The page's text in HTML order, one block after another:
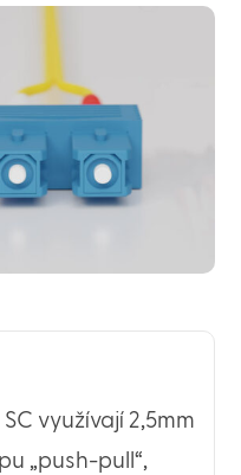
využívají 2,5mm
„push-pull“,